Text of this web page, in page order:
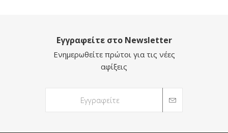
Εγγραφείτε στο Newsletter
Ενημερωθείτε πρώτοι για τις νέες
αφίξεις